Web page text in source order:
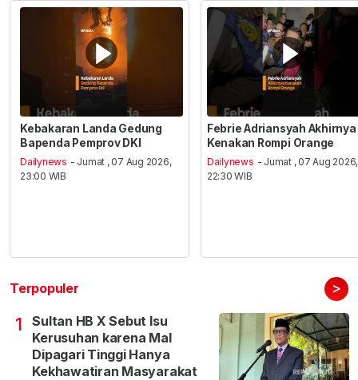
Kebakaran Landa Gedung
Bapenda Pemprov DKI
Dailynews - Jumat , 07 Aug 2026,
23:00 WIB
Febrie Adriansyah Akhirnya
Kenakan Rompi Orange
Dailynews - Jumat , 07 Aug 2026,
22:30 WIB
Terpopuler >
1
Sultan HB X Sebut Isu
Kerusuhan karena Mal
Dipagari Tinggi Hanya
Kekhawatiran Masyarakat